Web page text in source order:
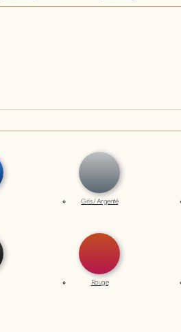
Gris / Argenté
Rouge